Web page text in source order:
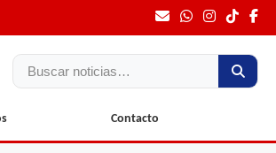
Buscar
Contacto